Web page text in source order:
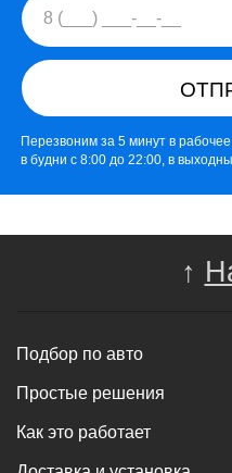
Перезвоним за 5 минут в
в будни с 8:00 до 22:00, в
↑
Подбор по авто
Простые решения
Как это работает